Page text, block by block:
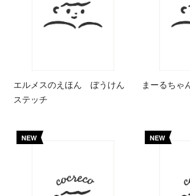
エルメスのえほん ぼうけん
ステッチ
まーるち
NEW NEW